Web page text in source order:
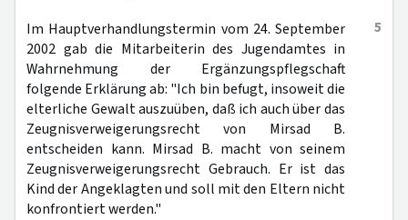
5
Im Hauptverhandlungstermin vom 24. September
2002 gab die Mitarbeiterin des Jugendamtes in
Wahrnehmung der Ergänzungspflegschaft
folgende Erklärung ab: "Ich bin befugt, insoweit die
elterliche Gewalt auszuüben, daß ich auch über das
Zeugnisverweigerungsrecht von Mirsad B.
entscheiden kann. Mirsad B. macht von seinem
Zeugnisverweigerungsrecht Gebrauch. Er ist das
Kind der Angeklagten und soll mit den Eltern nicht
konfrontiert werden."